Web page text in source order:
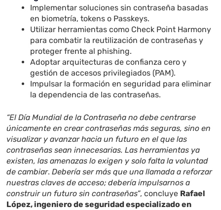
Implementar soluciones sin contraseña basadas
en biometría, tokens o Passkeys.
Utilizar herramientas como Check Point Harmony
para combatir la reutilización de contraseñas y
proteger frente al phishing.
Adoptar arquitecturas de confianza cero y
gestión de accesos privilegiados (PAM).
Impulsar la formación en seguridad para eliminar
la dependencia de las contraseñas.
“El Día Mundial de la Contraseña no debe centrarse
únicamente en crear contraseñas más seguras, sino en
visualizar y avanzar hacia un futuro en el que las
contraseñas sean innecesarias. Las herramientas ya
existen, las amenazas lo exigen y solo falta la voluntad
de cambiar.Debería ser más que una llamada a reforzar
nuestras claves de acceso; debería impulsarnos a
construir un futuro sin contraseñas”, concluye Rafael
López, ingeniero de seguridad especializado en